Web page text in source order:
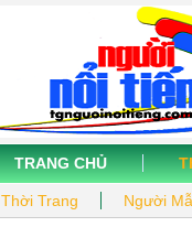
TRANG CHỦ
Thời Trang Người